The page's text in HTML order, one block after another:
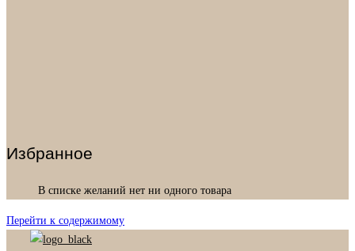
Избранное
В списке желаний нет ни одного товара
Перейти к содержимому